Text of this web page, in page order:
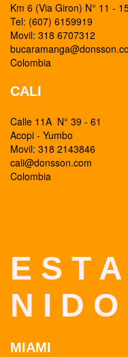
Km 6 (Via Giron) N° 11 -
Tel: (607) 6159919
Movil: 318 6707312
Colombia
CALI
Calle 11A N° 39 - 61
Acopi - Yumbo
Movil: 318 2143846
cali@donsson.com
Colombia
E S T
N I D O
MIAMI